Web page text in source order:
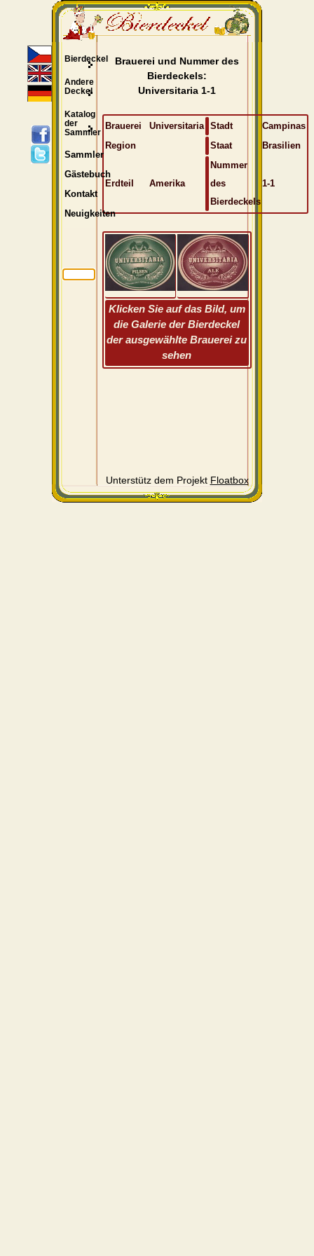
Brauerei und Nummer des
Bierdeckels:
Universitaria 1-1
Brauerei Universitaria Stadt
Campinas
Region
Staat Brasilien
Erdteil Amerika
Nummer
des
Bierdeckels
1-1
Klicken Sie auf das Bild, um
die Galerie der Bierdeckel
der ausgewählte Brauerei zu
sehen
Unterstütz dem Projekt Floatbox
Bierdeckel
Andere
Deckel
Katalog
der
Sammler
Sammler
Gästebuch
Kontakt
Neuigkeiten